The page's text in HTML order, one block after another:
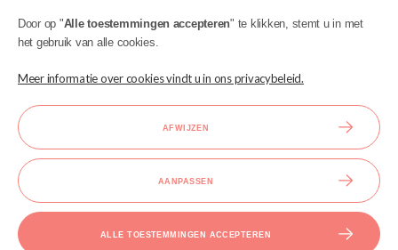
BIJSTAND
Ontwerp en uitvoering:
Copyright © 2023 Kinder Meubels 24 |
Door op "Alle toestemmingen accepteren" te klikken, stemt u in met
het gebruik van alle cookies.
Meer informatie over cookies vindt u in ons privacybeleid.
AFWIJZEN
AANPASSEN
ALLE TOESTEMMINGEN ACCEPTEREN